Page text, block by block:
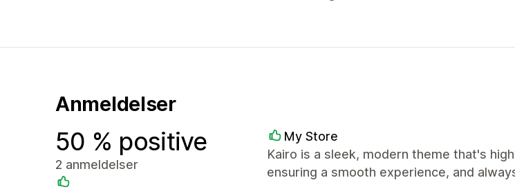
Anmeldelser
50 % positive
2 anmeldelser
My Store
Kairo is a sleek, modern theme that's
ensuring a smooth experience, and